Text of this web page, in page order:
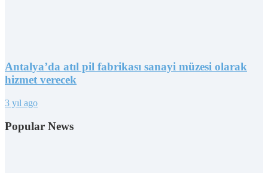
Antalya’da atıl pil fabrikası sanayi müzesi olarak
hizmet verecek
3 yıl ago
Popular News